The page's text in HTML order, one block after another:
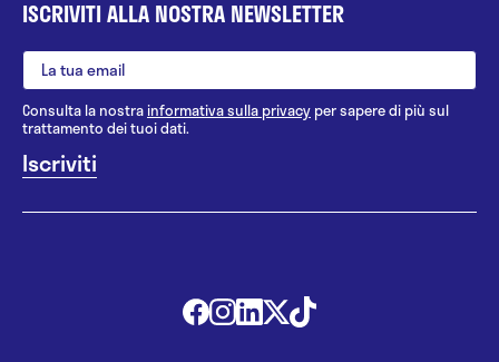
ISCRIVITI ALLA NOSTRA NEWSLETTER
Consulta la nostrainformativa sulla privacy per sapere di più sul
trattamento dei tuoi dati.